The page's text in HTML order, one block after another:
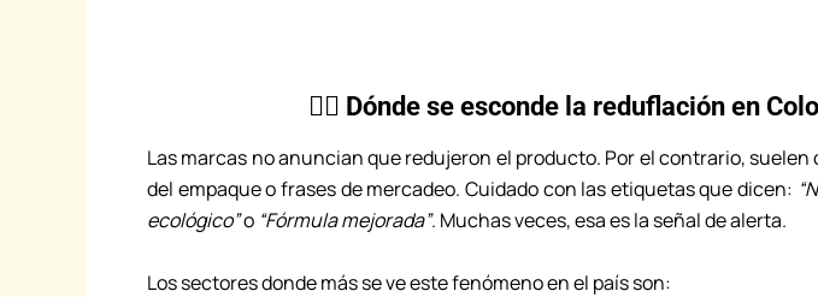
🕵️‍♂️ Dónde se esconde la reduflación en
Las marcas no anuncian que redujeron el producto. Por el contrario,
del empaque o frases de mercadeo. Cuidado con las etiquetas que dicen:
ecológico”o “Fórmula mejorada”. Muchas veces, esa es la señal de alerta.
Los sectores donde más se ve este fenómeno en el país son: